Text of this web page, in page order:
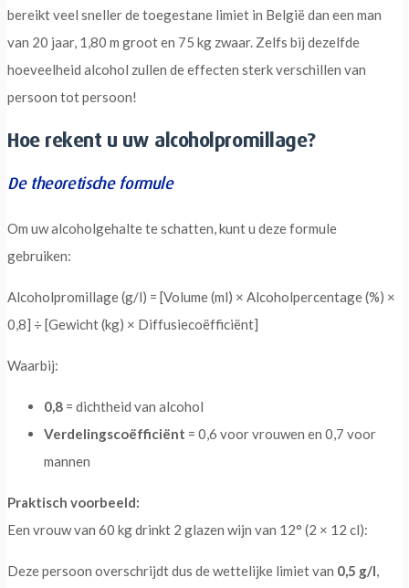
bereikt veel sneller de toegestane limiet in België dan een man
van 20 jaar, 1,80 m groot en 75 kg zwaar. Zelfs bij dezelfde
hoeveelheid alcohol zullen de effecten sterk verschillen van
persoon tot persoon!
Hoe rekent u uw alcoholpromillage?
De theoretische formule
Om uw alcoholgehalte te schatten, kunt u deze formule
gebruiken:
Alcoholpromillage (g/l) = [Volume (ml) × Alcoholpercentage (%) ×
0,8] ÷ [Gewicht (kg) × Diffusiecoëfficiënt]
Waarbij:
0,8 = dichtheid van alcohol
Verdelingscoëfficiënt = 0,6 voor vrouwen en 0,7 voor
mannen
Praktisch voorbeeld:
Een vrouw van 60 kg drinkt 2 glazen wijn van 12° (2 × 12 cl):
Deze persoon overschrijdt dus de wettelijke limiet van 0,5 g/l,